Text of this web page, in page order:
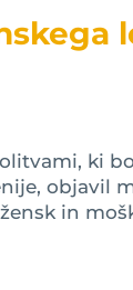
ki
objavil
in